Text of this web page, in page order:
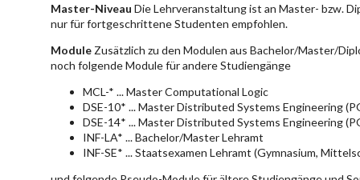
Master-Niveau Die Lehrveranstaltung ist an Master- bzw.
nur für fortgeschrittene Studenten empfohlen.
Module Zusätzlich zu den Modulen aus Bachelor/Master/
noch folgende Module für andere Studiengänge
MCL-* ... Master Computational Logic
DSE-10* ... Master Distributed Systems Engineering
DSE-14* ... Master Distributed Systems Engineering
INF-LA* ... Bachelor/Master Lehramt
INF-SE* ... Staatsexamen Lehramt (Gymnasium,